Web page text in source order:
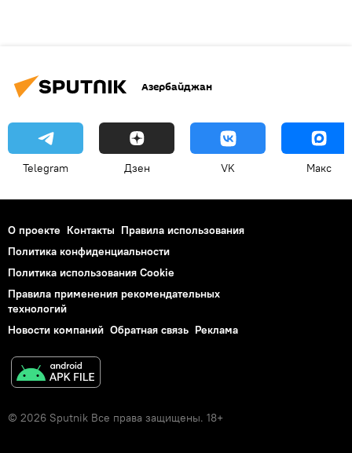
Азербайджан
Telegram Дзен VK Макс
О проекте Контакты Правила использования
Политика конфиденциальности
Политика использования Cookie
Правила применения рекомендательных
технологий
Новости компаний Обратная связь Реклама
© 2026 Sputnik Все права защищены. 18+